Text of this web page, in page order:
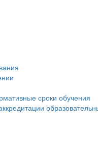
сроки обучения